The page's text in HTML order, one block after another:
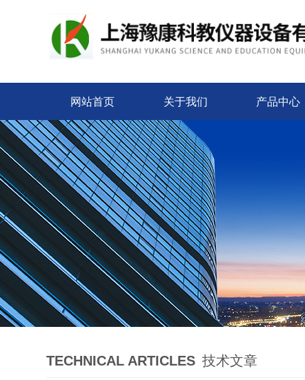
网站首页 关于我们 产品中心
TECHNICAL ARTICLES 技术文章